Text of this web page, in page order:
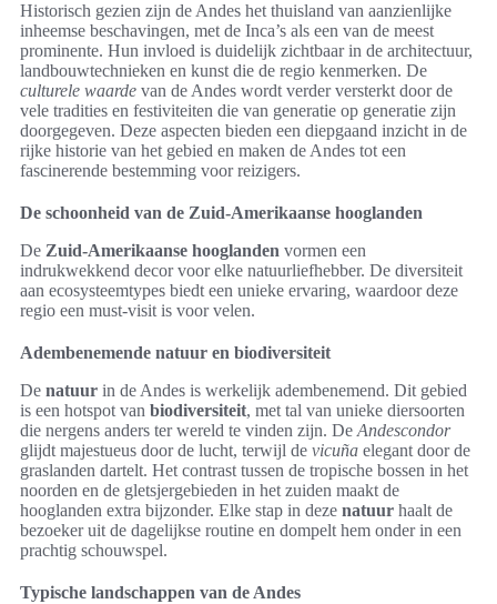
Historisch gezien zijn de Andes het thuisland van aanzienlijke
inheemse beschavingen, met de Inca’s als een van de meest
prominente. Hun invloed is duidelijk zichtbaar in de architectuur,
landbouwtechnieken en kunst die de regio kenmerken. De
culturele waarde van de Andes wordt verder versterkt door de
vele tradities en festiviteiten die van generatie op generatie zijn
doorgegeven. Deze aspecten bieden een diepgaand inzicht in de
rijke historie van het gebied en maken de Andes tot een
fascinerende bestemming voor reizigers.
De schoonheid van de Zuid-Amerikaanse hooglanden
De Zuid-Amerikaanse hooglanden vormen een
indrukwekkend decor voor elke natuurliefhebber. De diversiteit
aan ecosysteemtypes biedt een unieke ervaring, waardoor deze
regio een must-visit is voor velen.
Adembenemende natuur en biodiversiteit
De natuur in de Andes is werkelijk adembenemend. Dit gebied
is een hotspot van biodiversiteit, met tal van unieke diersoorten
die nergens anders ter wereld te vinden zijn. De Andescondor
glijdt majestueus door de lucht, terwijl de vicuña elegant door de
graslanden dartelt. Het contrast tussen de tropische bossen in het
noorden en de gletsjergebieden in het zuiden maakt de
hooglanden extra bijzonder. Elke stap in deze natuur haalt de
bezoeker uit de dagelijkse routine en dompelt hem onder in een
prachtig schouwspel.
Typische landschappen van de Andes